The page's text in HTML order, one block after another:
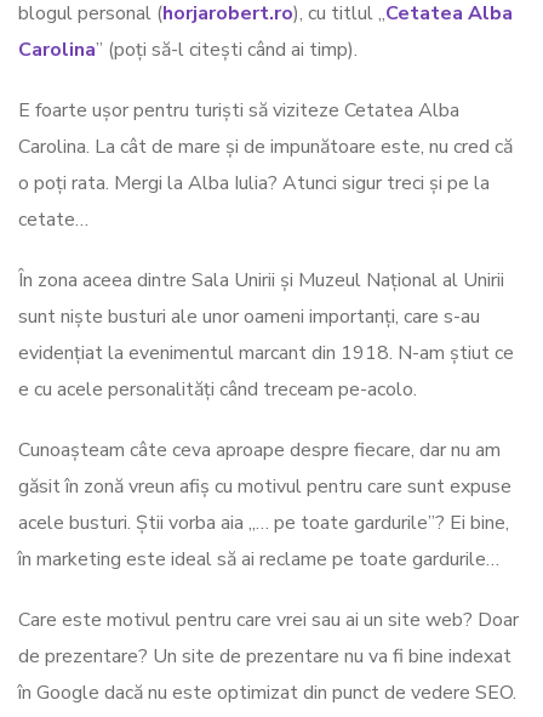
blogul personal (horjarobert.ro), cu titlul „Cetatea Alba
Carolina” (poți să-l citești când ai timp).
E foarte ușor pentru turiști să viziteze Cetatea Alba
Carolina. La cât de mare și de impunătoare este, nu cred că
o poți rata. Mergi la Alba Iulia? Atunci sigur treci și pe la
cetate…
În zona aceea dintre Sala Unirii și Muzeul Național al Unirii
sunt niște busturi ale unor oameni importanți, care s-au
evidențiat la evenimentul marcant din 1918. N-am știut ce
e cu acele personalități când treceam pe-acolo.
Cunoașteam câte ceva aproape despre fiecare, dar nu am
găsit în zonă vreun afiș cu motivul pentru care sunt expuse
acele busturi. Știi vorba aia „… pe toate gardurile”? Ei bine,
în marketing este ideal să ai reclame pe toate gardurile…
Care este motivul pentru care vrei sau ai un site web? Doar
de prezentare? Un site de prezentare nu va fi bine indexat
în Google dacă nu este optimizat din punct de vedere SEO.